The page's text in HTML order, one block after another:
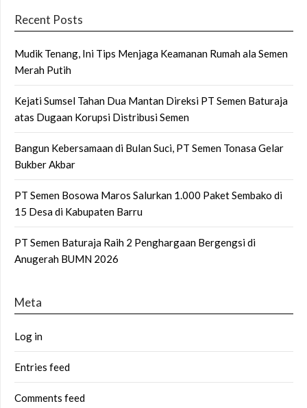
Recent Posts
Mudik Tenang, Ini Tips Menjaga Keamanan Rumah ala Semen
Merah Putih
Kejati Sumsel Tahan Dua Mantan Direksi PT Semen Baturaja
atas Dugaan Korupsi Distribusi Semen
Bangun Kebersamaan di Bulan Suci, PT Semen Tonasa Gelar
Bukber Akbar
PT Semen Bosowa Maros Salurkan 1.000 Paket Sembako di
15 Desa di Kabupaten Barru
PT Semen Baturaja Raih 2 Penghargaan Bergengsi di
Anugerah BUMN 2026
Meta
Log in
Entries feed
Comments feed